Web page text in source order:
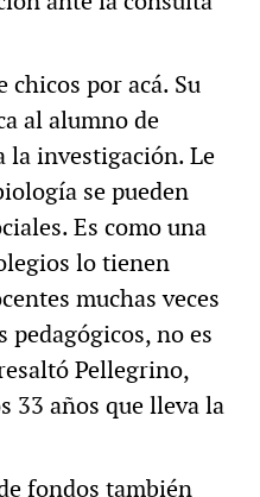
chicos por acá. Su
al alumno de
la investigación. Le
se pueden
Es como una
lo tienen
muchas veces
pedagógicos, no es
Pellegrino,
33 años que lleva la
fondos también